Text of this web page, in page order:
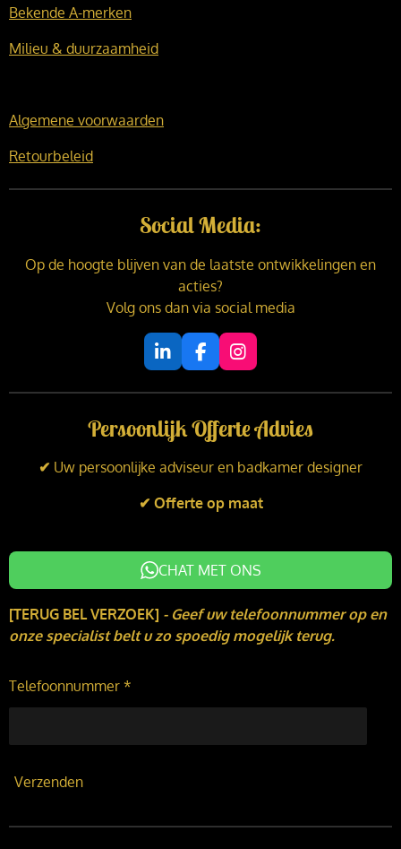
Bekende A-merken
Milieu & duurzaamheid
Algemene voorwaarden
Retourbeleid
Social Media:
Op de hoogte blijven van de laatste ontwikkelingen en
acties?
Volg ons dan via social media
L
i
n
e
d
I
n
F
a
c
b
o
o
k
I
n
s
a
r
a
Persoonlijk Offerte Advies
✔ Uw persoonlijke adviseur en badkamer designer
✔ Offerte op maat
CHAT MET ONS
[TERUG BEL VERZOEK] - Geef uw telefoonnummer op en
onze specialist belt u zo spoedig mogelijk terug.
Telefoonnummer *
Verzenden